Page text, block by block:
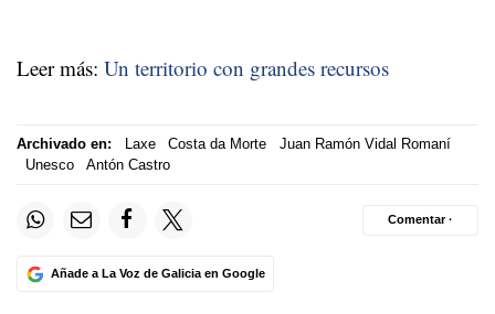
Leer más: Un territorio con grandes recursos
Archivado en: Laxe Costa da Morte
Juan Ramón Vidal Romaní
Unesco
Antón Castro
Añade a La Voz de Galicia en Google
Comentar ·